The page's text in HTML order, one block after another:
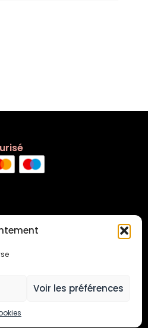
Voir les préférences